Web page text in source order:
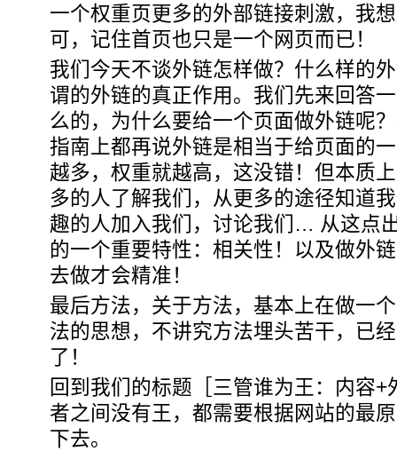
一个权重页更多的外部链接刺激，我
可，记住首页也只是一个网页而已！
我们今天不谈外链怎样做？什么样的
谓的外链的真正作用。我们先来回答
么的，为什么要给一个页面做外链呢
指南上都再说外链是相当于给页面的
越多，权重就越高，这没错！但本质
多的人了解我们，从更多的途径知道
趣的人加入我们，讨论我们… 从这点
的一个重要特性：相关性！以及做外
去做才会精准！
最后方法，关于方法，基本上在做一
法的思想，不讲究方法埋头苦干，已
了！
回到我们的标题［三管谁为王：内容
者之间没有王，都需要根据网站的最
下去。